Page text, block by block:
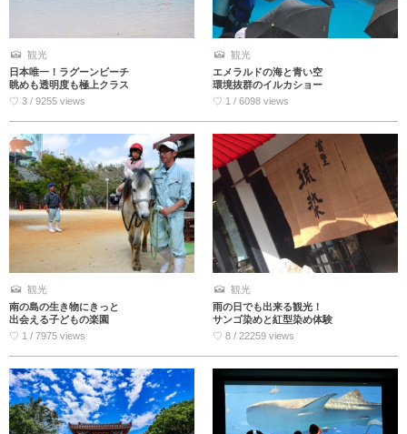
観光
日本唯一！ラグーンビーチ
眺めも透明度も極上クラス
♡ 3 / 9255 views
観光
エメラルドの海と青い空
環境抜群のイルカショー
♡ 1 / 6098 views
観光
南の島の生き物にきっと
出会える子どもの楽園
♡ 1 / 7975 views
観光
雨の日でも出来る観光！
サンゴ染めと紅型染め体験
♡ 8 / 22259 views